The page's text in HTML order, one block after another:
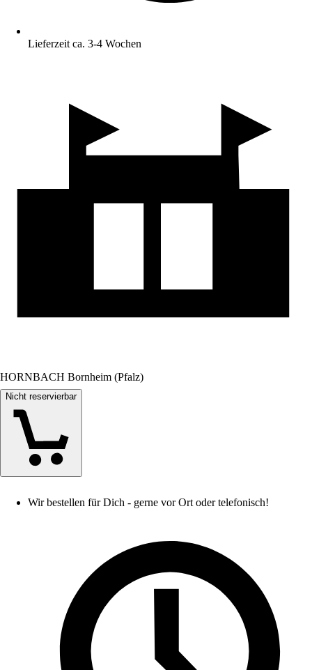
Lieferzeit ca. 3-4 Wochen
HORNBACH Bornheim (Pfalz)
Nicht reservierbar
Wir bestellen für Dich - gerne vor Ort oder telefonisch!